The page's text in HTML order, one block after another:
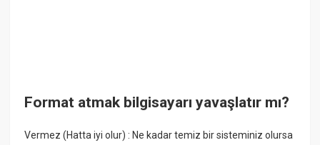
Format atmak bilgisayarı yavaşlatır mı?
Vermez (Hatta iyi olur) : Ne kadar temiz bir sisteminiz olursa